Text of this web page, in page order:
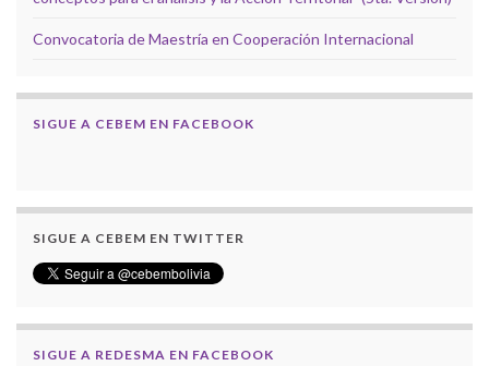
Convocatoria de Maestría en Cooperación Internacional
SIGUE A CEBEM EN FACEBOOK
SIGUE A CEBEM EN TWITTER
SIGUE A REDESMA EN FACEBOOK